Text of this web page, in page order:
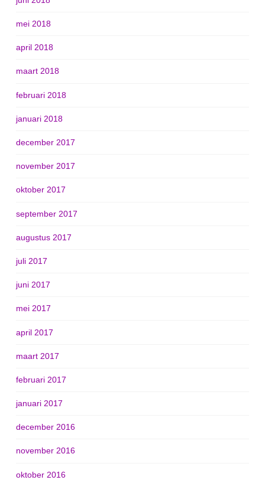
mei 2018
april 2018
maart 2018
februari 2018
januari 2018
december 2017
november 2017
oktober 2017
september 2017
augustus 2017
juli 2017
juni 2017
mei 2017
april 2017
maart 2017
februari 2017
januari 2017
december 2016
november 2016
oktober 2016